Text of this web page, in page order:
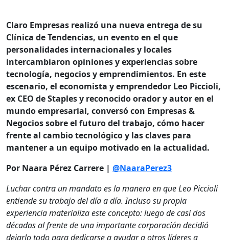
Claro Empresas realizó una nueva entrega de su
Clínica de Tendencias, un evento en el que
personalidades internacionales y locales
intercambiaron opiniones y experiencias sobre
tecnología, negocios y emprendimientos. En este
escenario, el economista y emprendedor Leo Piccioli,
ex CEO de Staples y reconocido orador y autor en el
mundo empresarial, conversó con Empresas &
Negocios sobre el futuro del trabajo, cómo hacer
frente al cambio tecnológico y las claves para
mantener a un equipo motivado en la actualidad.
Por Naara Pérez Carrere | @NaaraPerez3
Luchar contra un mandato es la manera en que Leo Piccioli
entiende su trabajo del día a día. Incluso su propia
experiencia materializa este concepto: luego de casi dos
décadas al frente de una importante corporación decidió
dejarlo todo para dedicarse a ayudar a otros líderes a